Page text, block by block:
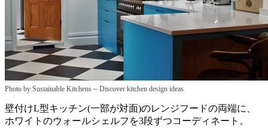
Photo by Sustainable Kitchens – Discover kitchen design ideas
壁付けL型キッチン(一部が対面)のレンジフードの両端に、
ホワイトのウォールシェルフを3段ずつコーディネート。